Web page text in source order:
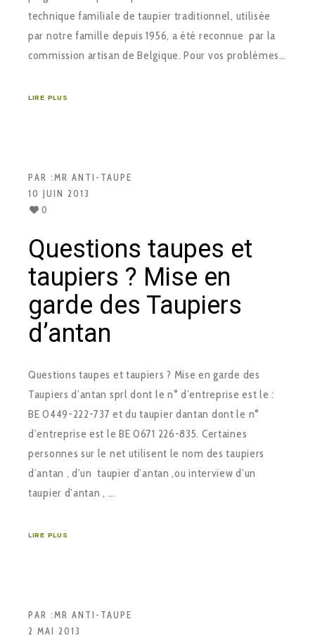
technique familiale de taupier traditionnel, utilisée
par notre famille depuis 1956, a été reconnue par la
commission artisan de Belgique. Pour vos problèmes…
LIRE PLUS
PAR :MR ANTI-TAUPE
10 JUIN 2013
0
Questions taupes et
taupiers ? Mise en
garde des Taupiers
d’antan
Questions taupes et taupiers ? Mise en garde des
Taupiers d’antan sprl dont le n° d’entreprise est le :
BE 0449-222-737 et du taupier dantan dont le n°
d’entreprise est le BE 0671 226-835. Certaines
personnes sur le net utilisent le nom des taupiers
d’antan , d’un taupier d’antan ,ou interview d’un
taupier d’antan , …
LIRE PLUS
PAR :MR ANTI-TAUPE
2 MAI 2013